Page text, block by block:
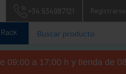
+34 934987121 Registrarse
09:00 a 17:00 h y tienda de